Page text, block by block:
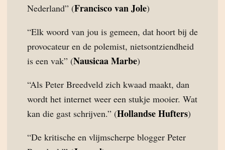
Nederland” (Francisco van Jole)
“Elk woord van jou is gemeen, dat hoort bij de
provocateur en de polemist, nietsontziendheid
is een vak” (Nausicaa Marbe)
“Als Peter Breedveld zich kwaad maakt, dan
wordt het internet weer een stukje mooier. Wat
kan die gast schrijven.” (Hollandse Hufters)
“De kritische en vlijmscherpe blogger Peter